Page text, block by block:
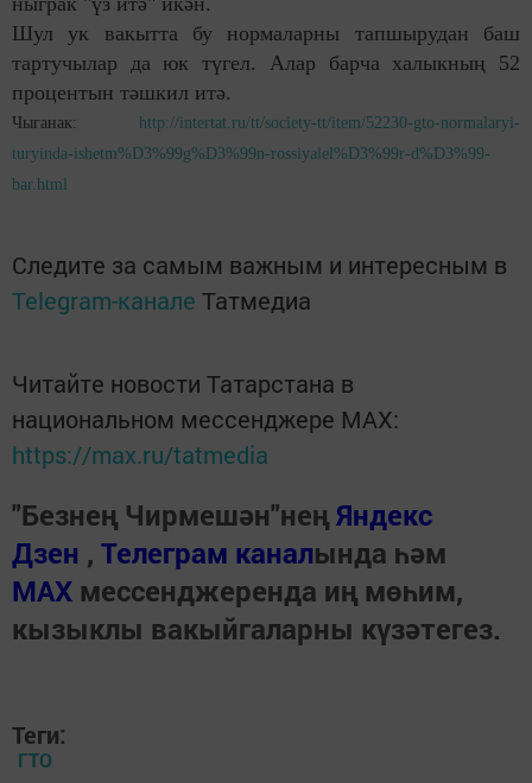
Шул ук вакытта бу нормаларны тапшырудан баш
тартучылар да юк түгел. Алар барча халыкның 52
процентын тәшкил итә.
Чыганак:
http://intertat.ru/tt/society-tt/item/52230-gto-normalaryi-
turyinda-ishetm%D3%99g%D3%99n-rossiyalel%D3%99r-d%D3%99-
bar.html
Следите за самым важным и интересным в
Telegram-канале Татмедиа
Читайте новости Татарстана в
национальном мессенджере MАХ:
https://max.ru/tatmedia
"Безнең Чирмешән"неңЯндекс
Дзен , Телеграм каналында һәм
МАХ мессенджеренда иң мөһим,
кызыклы вакыйгаларны күзәтегез.
Теги:
ГТО